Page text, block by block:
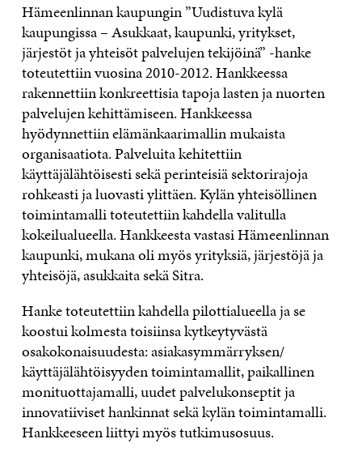
Hämeenlinnan kaupungin ”Uudistuva kylä
kaupungissa – Asukkaat, kaupunki, yritykset,
järjestöt ja yhteisöt palvelujen tekijöinä” -hanke
toteutettiin vuosina 2010-2012. Hankkeessa
rakennettiin konkreettisia tapoja lasten ja nuorten
palvelujen kehittämiseen. Hankkeessa
hyödynnettiin elämänkaarimallin mukaista
organisaatiota. Palveluita kehitettiin
käyttäjälähtöisesti sekä perinteisiä sektorirajoja
rohkeasti ja luovasti ylittäen. Kylän yhteisöllinen
toimintamalli toteutettiin kahdella valitulla
kokeilualueella. Hankkeesta vastasi Hämeenlinnan
kaupunki, mukana oli myös yrityksiä, järjestöjä ja
yhteisöjä, asukkaita sekä Sitra.
Hanke toteutettiin kahdella pilottialueella ja se
koostui kolmesta toisiinsa kytkeytyvästä
osakokonaisuudesta: asiakasymmärryksen/
käyttäjälähtöisyyden toimintamallit, paikallinen
monituottajamalli, uudet palvelukonseptit ja
innovatiiviset hankinnat sekä kylän toimintamalli.
Hankkeeseen liittyi myös tutkimusosuus.